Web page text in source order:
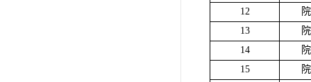
12
13
14
15